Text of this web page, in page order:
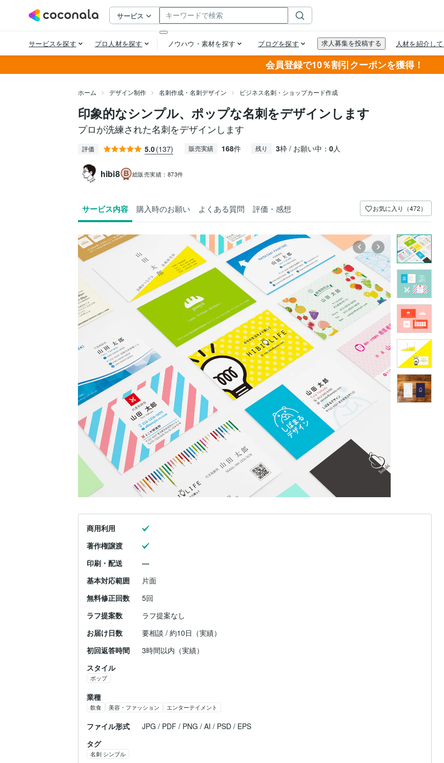
会員登録で10％割引クーポンを獲得！
ホーム デザイン制作 名刺作成・名刺デザイン ビジネス名刺・ショップカード作成
印象的なシンプル、ポップな名刺をデザインします
プロが洗練された名刺をデザインします
評価 5.0(137) 販売実績 168件 残り 3枠 / お願い中： 0人
hibi8 総販売実績： 873件
サービス内容 購入時のお願い よくある質問 評価・感想 お気に入り（472）
商用利用
著作権譲渡
印刷・配送
基本対応範囲
片面
無料修正回数
5回
ラフ提案数
ラフ提案なし
お届け日数
要相談 / 約10日（実績）
初回返答時間
3時間以内（実績）
スタイル
ポップ
業種
飲食 美容・ファッション エンターテイメント
ファイル形式
JPG / PDF / PNG / AI / PSD / EPS
タグ
名刺 シンプル